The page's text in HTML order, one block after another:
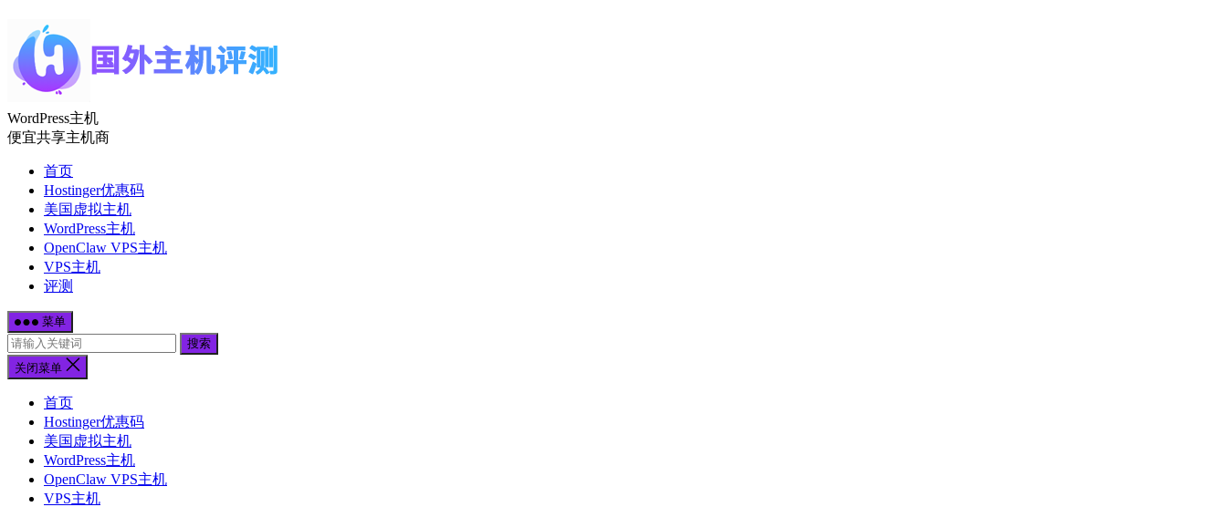
WordPress主机
便宜共享主机商
首页
Hostinger优惠码
美国虚拟主机
WordPress主机
OpenClaw VPS主机
VPS主机
评测
菜单
搜索
关闭菜单
首页
Hostinger优惠码
美国虚拟主机
WordPress主机
OpenClaw VPS主机
VPS主机